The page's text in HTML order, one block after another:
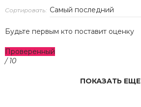
Сортировать:
Будьте первым кто поставит оценку
Проверенный
/ 10
ПОКАЗАТЬ ЕЩЕ